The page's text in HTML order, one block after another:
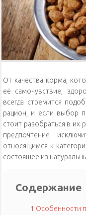
Уход за кошками
Уход за собаками
Физиология кошек
От качества корма,
её самочувствие,
всегда стремится
рацион, и если выбор
стоит разобраться в их
предпочтение
относящимся к
состоящее из
Содержание
1 Особенности